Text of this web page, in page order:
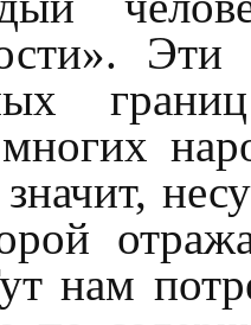
нам